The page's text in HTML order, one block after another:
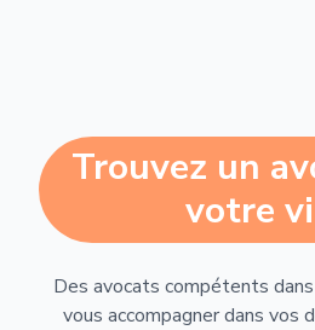
Trouvez un
votre
Des avocats compétents
vous accompagner dans vos